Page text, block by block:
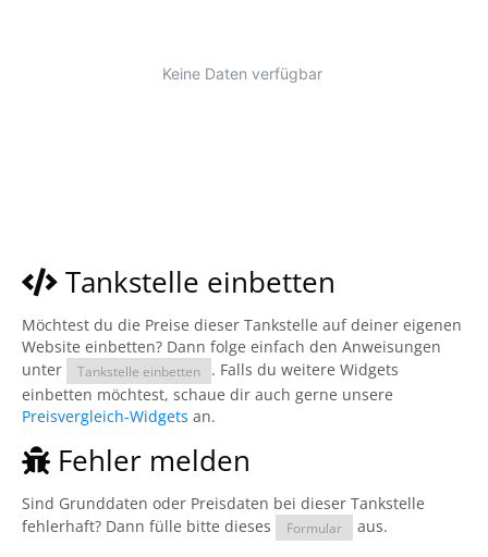
Tankstelle einbetten
Möchtest du die Preise dieser Tankstelle auf deiner eigenen
Website einbetten? Dann folge einfach den Anweisungen
unter
Tankstelle einbetten
. Falls du weitere Widgets
einbetten möchtest, schaue dir auch gerne unsere
Preisvergleich-Widgets an.
Fehler melden
Sind Grunddaten oder Preisdaten bei dieser Tankstelle
fehlerhaft? Dann fülle bitte dieses
Formular aus.